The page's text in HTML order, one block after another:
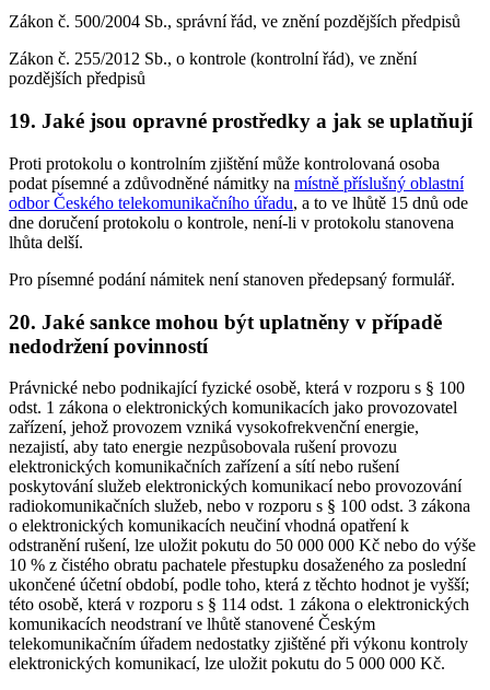
Zákon č. 500/2004 Sb., správní řád, ve znění pozdějších předpisů
Zákon č. 255/2012 Sb., o kontrole (kontrolní řád), ve znění
pozdějších předpisů
19. Jaké jsou opravné prostředky a jak se uplatňují
Proti protokolu o kontrolním zjištění může kontrolovaná osoba
podat písemné a zdůvodněné námitky na místně příslušný oblastní
odbor Českého telekomunikačního úřadu, a to ve lhůtě 15 dnů ode
dne doručení protokolu o kontrole, není-li v protokolu stanovena
lhůta delší.
Pro písemné podání námitek není stanoven předepsaný formulář.
20. Jaké sankce mohou být uplatněny v případě
nedodržení povinností
Právnické nebo podnikající fyzické osobě, která v rozporu s § 100
odst. 1 zákona o elektronických komunikacích jako provozovatel
zařízení, jehož provozem vzniká vysokofrekvenční energie,
nezajistí, aby tato energie nezpůsobovala rušení provozu
elektronických komunikačních zařízení a sítí nebo rušení
poskytování služeb elektronických komunikací nebo provozování
radiokomunikačních služeb, nebo v rozporu s § 100 odst. 3 zákona
o elektronických komunikacích neučiní vhodná opatření k
odstranění rušení, lze uložit pokutu do 50 000 000 Kč nebo do výše
10 % z čistého obratu pachatele přestupku dosaženého za poslední
ukončené účetní období, podle toho, která z těchto hodnot je vyšší;
této osobě, která v rozporu s § 114 odst. 1 zákona o elektronických
komunikacích neodstraní ve lhůtě stanovené Českým
telekomunikačním úřadem nedostatky zjištěné při výkonu kontroly
elektronických komunikací, lze uložit pokutu do 5 000 000 Kč.